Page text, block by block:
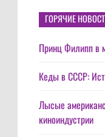
ГОРЯЧИЕ
Принц Филипп в
Кеды в СССР:
Лысые
киноиндустрии